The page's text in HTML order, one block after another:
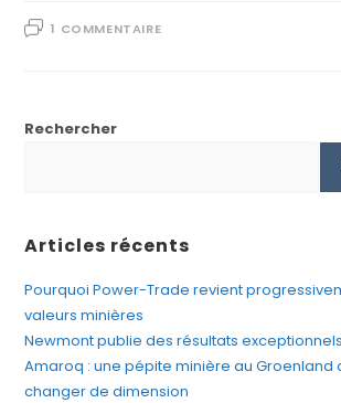
1 COMMENTAIRE
Rechercher
Articles récents
Pourquoi Power-Trade revient
valeurs minières
Newmont publie des résultats exceptionnels
Amaroq : une pépite minière au Groenland
changer de dimension